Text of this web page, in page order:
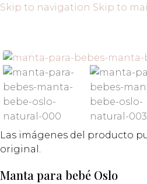
Skip to navigation Skip to
Las imágenes del producto
original.
Manta para bebé Oslo